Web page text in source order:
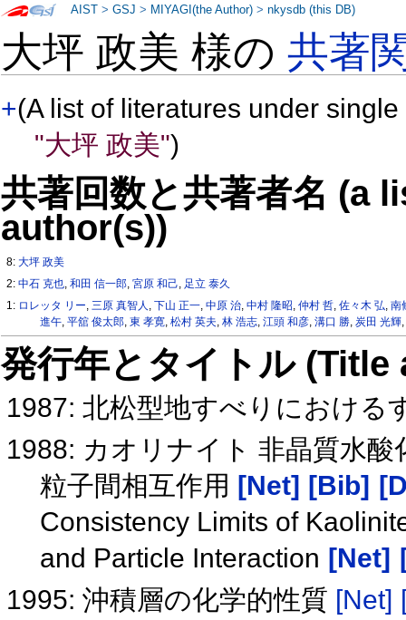
大坪 政美 様の共著
+(A list of literatures under
"大坪 政美")
共著回数と共著者名 (a
author(s))
8:大坪 政美
2:中石 克也,和田 信一郎,宮原 和己, 足立 泰久
1: ロレッタ リー,三原 真智人 ,下山 正一,中原 治,中村 隆昭,仲村 哲,佐々木 弘,南
進午, 平舘 俊太郎, 東 孝寛, 松村 英夫, 林 浩志, 江頭 和彦, 溝口 勝, 炭田 光輝,
発行年とタイトル
1987: 北松型地すべりにおける
1988: カオリナイト 非晶質水
粒子間相互作用 [Net] [Bib]
Consistency Limits of
and Particle Interaction [Net]
1995: 沖積層の化学的性質 [Net]
AIST >GSJ > MIYAGI(the Author) >nkysdb (this DB)